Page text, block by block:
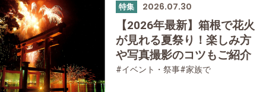
特集 2026.07.30
【2026年最新】箱根で花火
が見れる夏祭り！楽しみ方
や写真撮影のコツもご紹介
#イベント・祭事#家族で